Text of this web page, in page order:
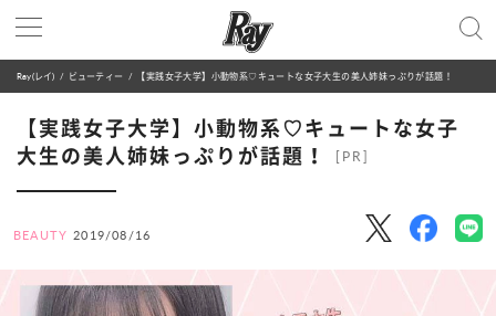
Ray(レイ) ビューティー 【実践女子大学】小動物系♡キュートな女子大生の美人姉妹っぷりが話題！
【実践女子大学】小動物系♡キュートな女子
大生の美人姉妹っぷりが話題！
[PR]
BEAUTY 2019/08/16